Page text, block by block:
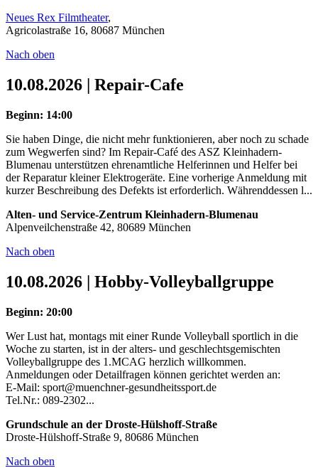
Neues Rex Filmtheater,
Agricolastraße 16, 80687 München
Nach oben
10.08.2026 | Repair-Cafe
Beginn: 14:00
Sie haben Dinge, die nicht mehr funktionieren, aber noch zu schade
zum Wegwerfen sind? Im Repair-Café des ASZ Kleinhadern-
Blumenau unterstützen ehrenamtliche Helferinnen und Helfer bei
der Reparatur kleiner Elektrogeräte. Eine vorherige Anmeldung mit
kurzer Beschreibung des Defekts ist erforderlich. Währenddessen l...
Alten- und Service-Zentrum Kleinhadern-Blumenau
Alpenveilchenstraße 42, 80689 München
Nach oben
10.08.2026 | Hobby-Volleyballgruppe
Beginn: 20:00
Wer Lust hat, montags mit einer Runde Volleyball sportlich in die
Woche zu starten, ist in der alters- und geschlechtsgemischten
Volleyballgruppe des 1.MCAG herzlich willkommen.
Anmeldungen oder Detailfragen können gerichtet werden an:
E-Mail: sport@muenchner-gesundheitssport.de
Tel.Nr.: 089-2302...
Grundschule an der Droste-Hülshoff-Straße
Droste-Hülshoff-Straße 9, 80686 München
Nach oben